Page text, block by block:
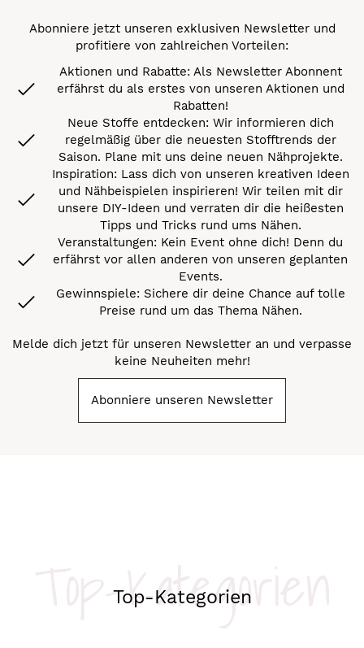
Abonniere jetzt unseren exklusiven Newsletter und
profitiere von zahlreichen Vorteilen:
Aktionen und Rabatte: Als Newsletter Abonnent
erfährst du als erstes von unseren Aktionen und
Rabatten!
Neue Stoffe entdecken: Wir informieren dich
regelmäßig über die neuesten Stofftrends der
Saison. Plane mit uns deine neuen Nähprojekte.
Inspiration: Lass dich von unseren kreativen Ideen
und Nähbeispielen inspirieren! Wir teilen mit dir
unsere DIY-Ideen und verraten dir die heißesten
Tipps und Tricks rund ums Nähen.
Veranstaltungen: Kein Event ohne dich! Denn du
erfährst vor allen anderen von unseren geplanten
Events.
Gewinnspiele: Sichere dir deine Chance auf tolle
Preise rund um das Thema Nähen.
Melde dich jetzt für unseren Newsletter an und verpasse
keine Neuheiten mehr!
Abonniere unseren Newsletter
Top-Kategorien
Top-Kategorien